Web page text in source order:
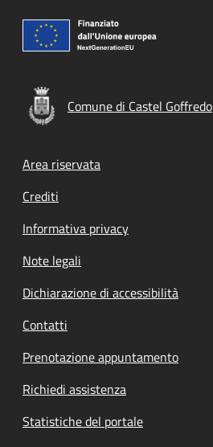
Comune di Castel Goffredo
Footer menu
Area riservata
Crediti
Informativa privacy
Note legali
Dichiarazione di accessibilità
Contatti
Prenotazione appuntamento
Richiedi assistenza
Statistiche del portale